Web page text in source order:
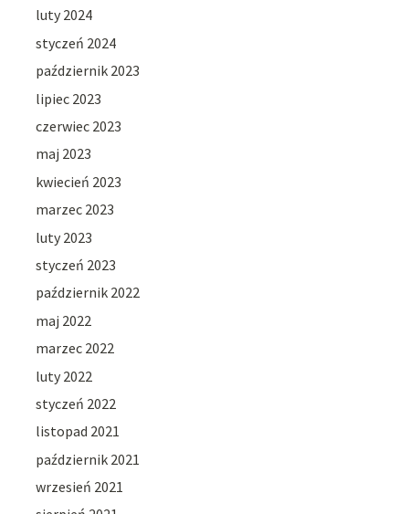
luty 2024
styczeń 2024
październik 2023
lipiec 2023
czerwiec 2023
maj 2023
kwiecień 2023
marzec 2023
luty 2023
styczeń 2023
październik 2022
maj 2022
marzec 2022
luty 2022
styczeń 2022
listopad 2021
październik 2021
wrzesień 2021